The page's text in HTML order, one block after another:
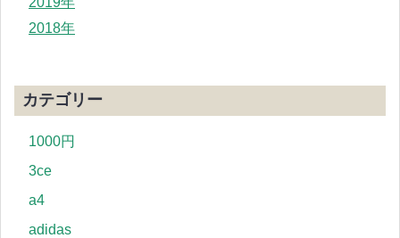
2018年
カテゴリー
1000円
3ce
a4
adidas